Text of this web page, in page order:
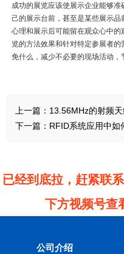
成功的展览应该使展示企业能够
己的展示台前，甚至是某些展示
心理和展示后可能留在观众心中
览的方法效果和针对特定参展者
免什么，减少不必要的现场活动，
上一篇： 13.56MHz的射频
下一篇： RFID系统应用中如
已经到底拉，赶紧联
下方视频号查
公司介绍